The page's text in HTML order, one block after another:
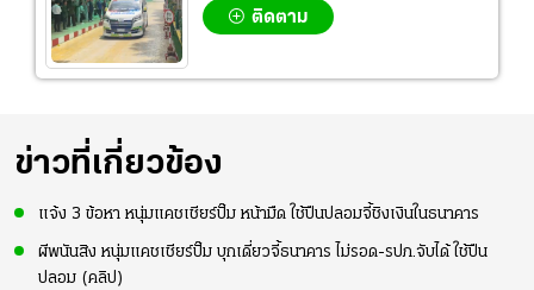
ติดตาม
ข่าวที่เกี่ยวข้อง
แจ้ง 3 ข้อหา หนุ่มแคชเชียร์ปั๊ม หน้ามืด ใช้ปืนปลอมจี้ชิงเงินในธนาคาร
ผีพนันสิง หนุ่มแคชเชียร์ปั๊ม บุกเดี่ยวจี้ธนาคาร ไม่รอด-รปภ.จับได้ ใช้ปืน
ปลอม (คลิป)